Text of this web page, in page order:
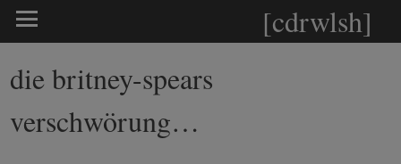
[cdrwlsh]
die britney-spears
verschwörung…